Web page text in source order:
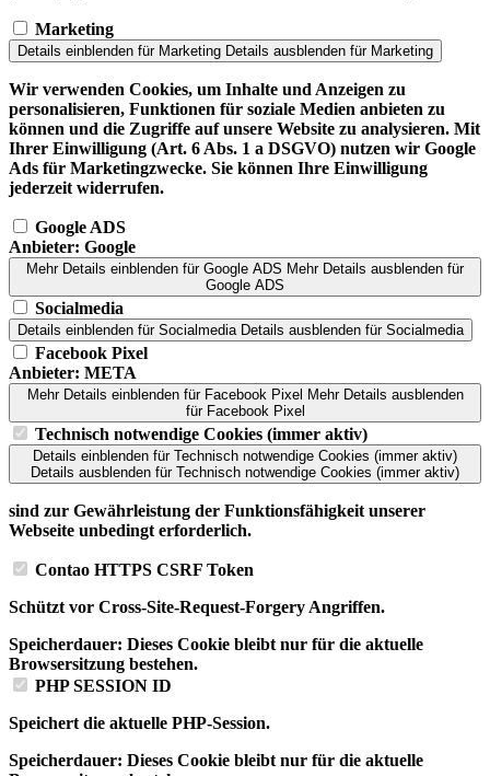
Marketing
Details einblenden für Marketing Details ausblenden für Marketing
Wir verwenden Cookies, um Inhalte und Anzeigen zu
personalisieren, Funktionen für soziale Medien anbieten zu
können und die Zugriffe auf unsere Website zu analysieren. Mit
Ihrer Einwilligung (Art. 6 Abs. 1 a DSGVO) nutzen wir Google
Ads für Marketingzwecke. Sie können Ihre Einwilligung
jederzeit widerrufen.
Google ADS
Anbieter: Google
Mehr Details einblenden für Google ADS Mehr Details ausblenden für
Google ADS
Socialmedia
Details einblenden für Socialmedia Details ausblenden für Socialmedia
Facebook Pixel
Anbieter: META
Mehr Details einblendenfür Facebook Pixel Mehr Details ausblenden
für Facebook Pixel
Technisch notwendige Cookies (immer aktiv)
Details einblenden für Technisch notwendige Cookies (immer aktiv)
Details ausblenden für Technisch notwendige Cookies (immer aktiv)
sind zur Gewährleistung der Funktionsfähigkeit unserer
Webseite unbedingt erforderlich.
Contao HTTPS CSRF Token
Schützt vor Cross-Site-Request-Forgery Angriffen.
Speicherdauer: Dieses Cookie bleibt nur für die aktuelle
Browsersitzung bestehen.
PHP SESSION ID
Speichert die aktuelle PHP-Session.
Speicherdauer: Dieses Cookie bleibt nur für die aktuelle